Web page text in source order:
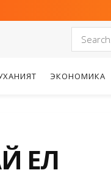
ЭКОНОМИКА
ЕЛ